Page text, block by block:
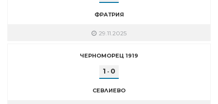
ФРАТРИЯ
29.11.2025
ЧЕРНОМОРЕЦ 1919
1 - 0
СЕВЛИЕВО